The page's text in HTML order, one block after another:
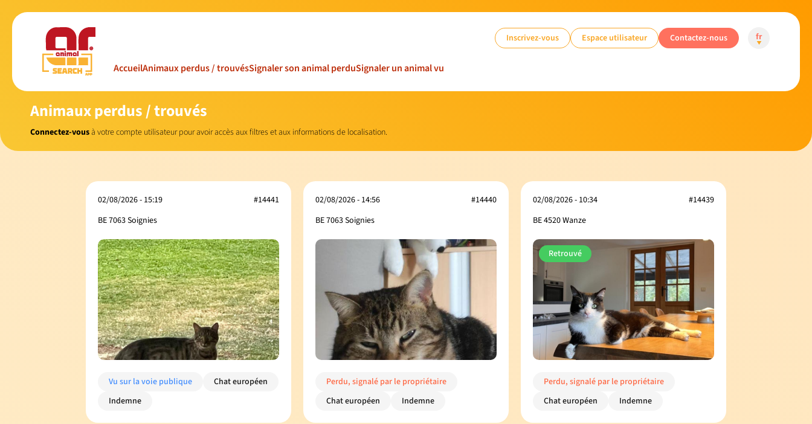
AccueilAnimaux perdus / trouvésSignaler son animal perduSignaler un animal vu
Inscrivez-vous Espace utilisateur Contactez-nous fr
Animaux perdus / trouvés
Connectez-vousà votre compte utilisateur pour avoir accès aux filtres et aux informations de localisation.
02/08/2026 - 15:19
BE 7063 Soignies
#14441
Vu sur la voie publique
Chat européen
Indemne
02/08/2026 - 14:56
BE 7063 Soignies
#14440
Perdu, signalé par le propriétaire
Chat européen
Indemne
02/08/2026 - 10:34
BE 4520 Wanze
#14439
Retrouvé
Perdu, signalé par le propriétaire
Chat européen
Indemne